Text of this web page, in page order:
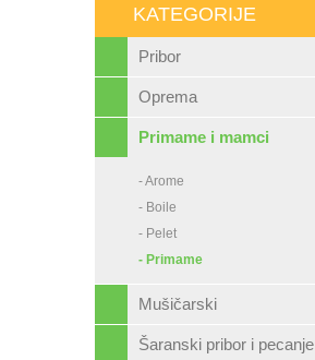
KATEGORIJE
Pribor
Oprema
Primame i mamci
- Arome
- Boile
- Pelet
- Primame
Mušičarski
Šaranski pribor i pecanje